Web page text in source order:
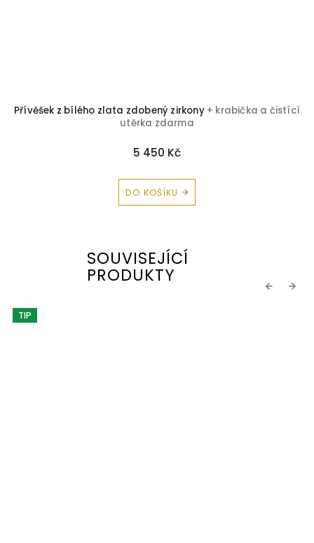
Přívěšek z bílého zlata zdobený zirkony + krabička a čistící
utěrka zdarma
5 450 Kč
DO KOŠÍKU
SOUVISEJÍCÍ
PRODUKTY Previous
TIP
Next